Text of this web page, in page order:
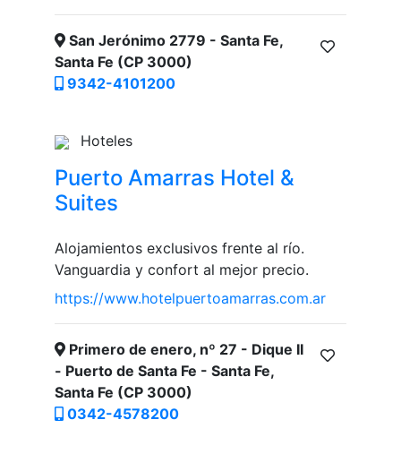
San Jerónimo 2779 - Santa Fe,
Santa Fe (CP 3000)
9342-4101200
Hoteles
Puerto Amarras Hotel &
Suites
Alojamientos exclusivos frente al río.
Vanguardia y confort al mejor precio.
https://www.hotelpuertoamarras.com.ar
Primero de enero, nº 27 - Dique II
- Puerto de Santa Fe - Santa Fe,
Santa Fe (CP 3000)
0342-4578200